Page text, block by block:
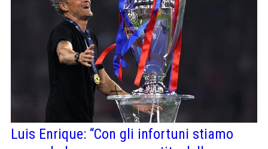
Luis Enrique: “Con gli infortuni stiamo